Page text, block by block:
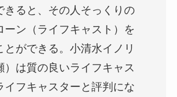
きると、その人そっくりの
ーン（ライフキャスト）を
とができる。小清水イノリ
）は質の良いライフキャス
イフキャスターと評判にな